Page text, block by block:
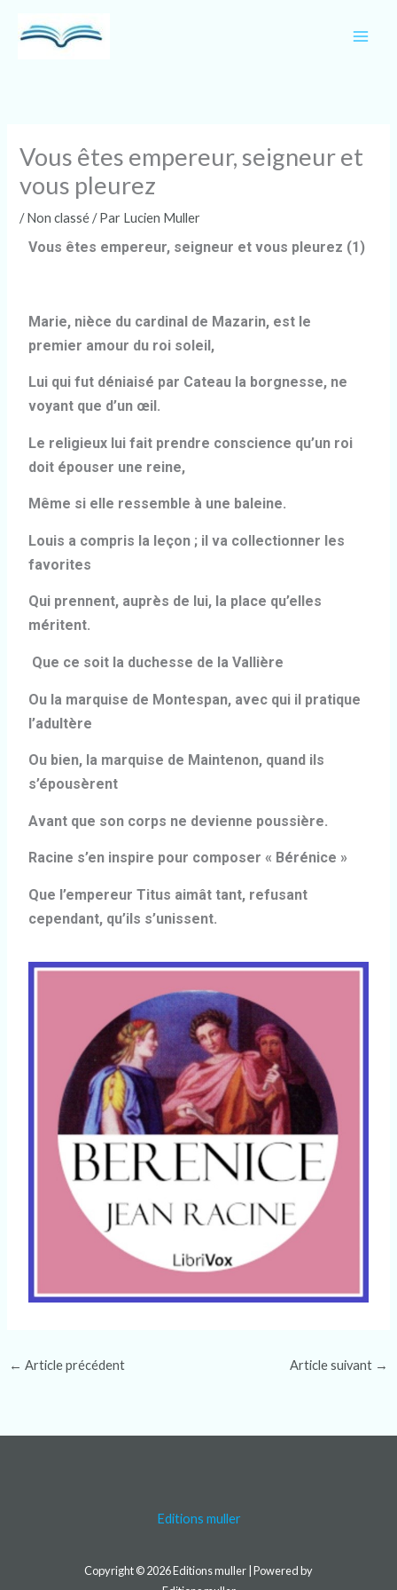
Vous êtes empereur, seigneur et
vous pleurez
/Non classé/ Par Lucien Muller
Vous êtes empereur, seigneur et vous pleurez (1)
Marie, nièce du cardinal de Mazarin, est le
premier amour du roi soleil,
Lui qui fut déniaisé par Cateau la borgnesse, ne
voyant que d’un œil.
Le religieux lui fait prendre conscience qu’un roi
doit épouser une reine,
Même si elle ressemble à une baleine.
Louis a compris la leçon ; il va collectionner les
favorites
Qui prennent, auprès de lui, la place qu’elles
méritent.
Que ce soit la duchesse de la Vallière
Ou la marquise de Montespan, avec qui il pratique
l’adultère
Ou bien, la marquise de Maintenon, quand ils
s’épousèrent
Avant que son corps ne devienne poussière.
Racine s’en inspire pour composer « Bérénice »
Que l’empereur Titus aimât tant, refusant
cependant, qu’ils s’unissent.
← Article précédent Article suivant →
Editions muller
Copyright © 2026 Editions muller | Powered by